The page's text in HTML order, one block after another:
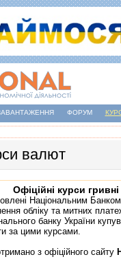
ФОРУМ
валют
Офіційні курси
Національним
обліку та митних
банку України
за цими курсами.
з офіційного сайту